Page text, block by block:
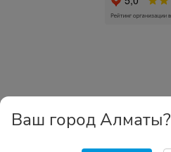
Ваш город Алматы?